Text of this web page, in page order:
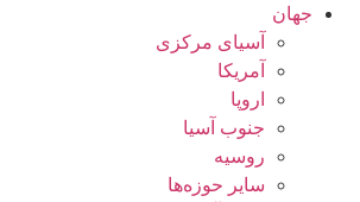
جهان
آسیای مرکزی
آمریکا
اروپا
جنوب آسیا
روسیه
سایر حوزه‌ها